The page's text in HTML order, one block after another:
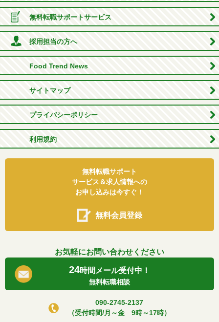
無料転職サポートサービス
採用担当の方へ
Food Trend News
サイトマップ
プライバシーポリシー
利用規約
無料転職サポート
サービス＆求人情報への
お申し込みは今すぐ！
無料会員登録
お気軽にお問い合わせください
24時間メール受付中！
無料転職相談
090-2745-2137
（受付時間/月～金 9時～17時）